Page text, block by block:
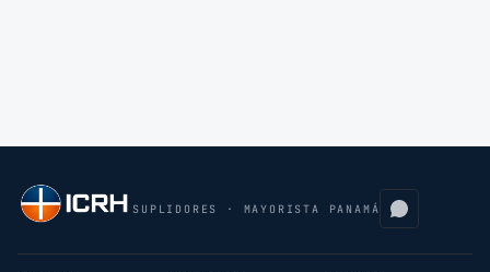
SUPLIDORES · MAYORISTA PANAMÁ